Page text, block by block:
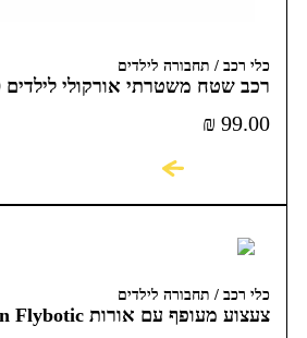
כלי רכב / תחבורה לילדים
₪ 99.00
כלי רכב / תחבורה לילדים
צעצוע מעופף עם אורות Bumper Spin Flybotic